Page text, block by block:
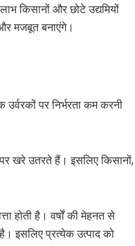
किसानों और छोटे उद्यमियों
मजबूत बनाएंगे।
पर निर्भरता कम करनी
खरे उतरते हैं। इसलिए किसानों,
होती है। वर्षों की मेहनत से
इसलिए प्रत्येक उत्पाद को